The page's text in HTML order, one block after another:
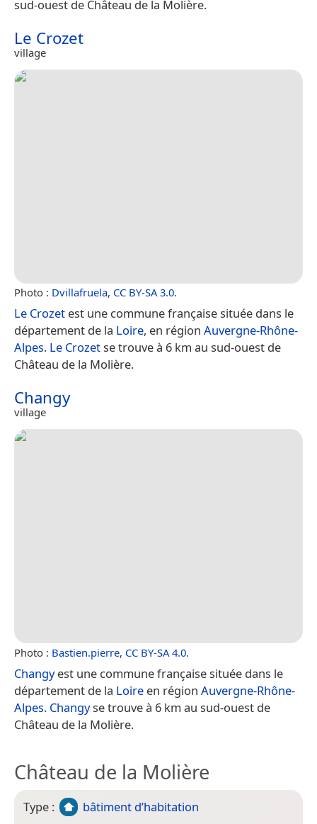
sud-ouest de Château de la Molière.
Le Crozet
village
Photo : Dvillafruela, CC BY-SA 3.0.
Le Crozet est une commune française située dans le
département de la Loire, en région Auvergne-Rhône-
Alpes. Le Crozetse trouve à 6 km au sud-ouest de
Château de la Molière.
Changy
village
Photo : Bastien.pierre, CC BY-SA 4.0.
Changyest une commune française située dans le
département de la Loire en région Auvergne-Rhône-
Alpes. Changyse trouve à 6 km au sud-ouest de
Château de la Molière.
Château de la Molière
Type :
bâtiment d’habitation